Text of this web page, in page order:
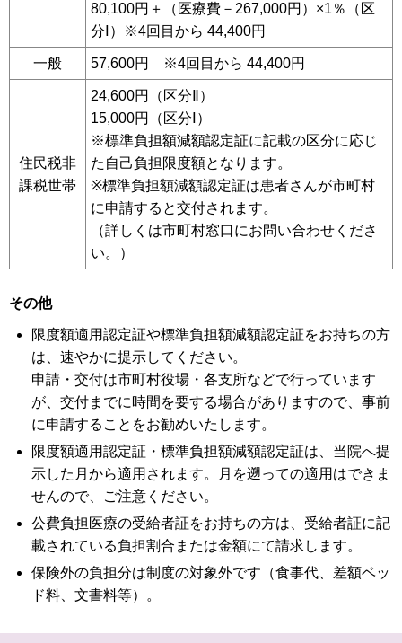
80,100円＋（医療費－267,000円）×1％（区
分Ⅰ）※4回目から 44,400円
一般 57,600円 ※4回目から 44,400円
住民税非
課税世帯
24,600円（区分Ⅱ）
15,000円（区分Ⅰ）
※標準負担額減額認定証に記載の区分に応じ
た自己負担限度額となります。
※標準負担額減額認定証は患者さんが市町村
に申請すると交付されます。
（詳しくは市町村窓口にお問い合わせくださ
い。）
その他
限度額適用認定証や標準負担額減額認定証をお持ちの方
は、速やかに提示してください。
申請・交付は市町村役場・各支所などで行っています
が、交付までに時間を要する場合がありますので、事前
に申請することをお勧めいたします。
限度額適用認定証・標準負担額減額認定証は、当院へ提
示した月から適用されます。月を遡っての適用はできま
せんので、ご注意ください。
公費負担医療の受給者証をお持ちの方は、受給者証に記
載されている負担割合または金額にて請求します。
保険外の負担分は制度の対象外です（食事代、差額ベッ
ド料、文書料等）。